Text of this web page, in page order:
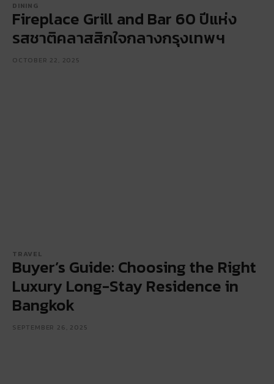
DINING
Fireplace Grill and Bar 60 ปีแห่ง
รสชาติคลาสสิกใจกลางกรุงเทพฯ
OCTOBER 22, 2025
TRAVEL
Buyer’s Guide: Choosing the Right
Luxury Long-Stay Residence in
Bangkok
SEPTEMBER 26, 2025